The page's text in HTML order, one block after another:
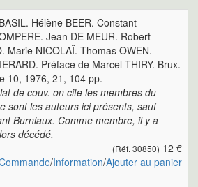
Hélène BEER. Constant
Jean DE MEUR. Robert
Marie NICOLAÏ. Thomas OWEN.
Préface de Marcel THIRY. Brux.
10, 1976, 21, 104 pp.
de couv. on cite les membres du
sont les auteurs ici présents, sauf
Burniaux. Comme membre, il y a
décédé.
(Réf. 30850) 12 €
/Information/Ajouter au panier